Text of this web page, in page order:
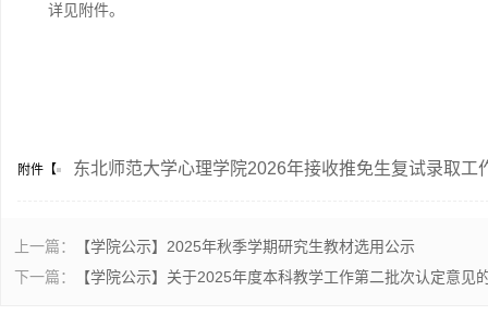
详见附件。
附件【 东北师范大学心理学院2026年接收推免生复试录取工
上一篇：
【学院公示】2025年秋季学期研究生教材选用公示
下一篇：
【学院公示】关于2025年度本科教学工作第二批次认定意见